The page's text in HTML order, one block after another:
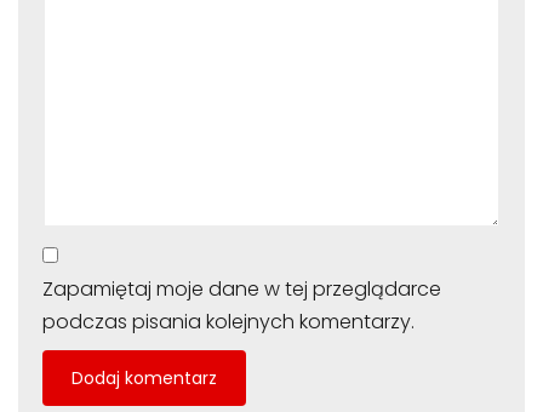
Zapamiętaj moje dane w tej przeglądarce
podczas pisania kolejnych komentarzy.